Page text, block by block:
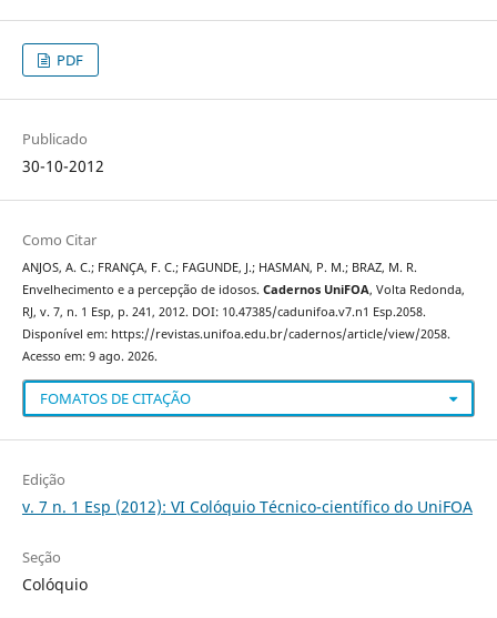
PDF
Publicado
30-10-2012
Como Citar
ANJOS, A. C.; FRANÇA, F. C.; FAGUNDE, J.; HASMAN, P. M.; BRAZ, M. R.
Envelhecimento e a percepção de idosos. Cadernos UniFOA, Volta Redonda,
RJ, v. 7, n. 1 Esp, p. 241, 2012. DOI: 10.47385/cadunifoa.v7.n1 Esp.2058.
Disponível em: https://revistas.unifoa.edu.br/cadernos/article/view/2058.
Acesso em: 9 ago. 2026.
FOMATOS DE CITAÇÃO
Edição
v. 7 n. 1 Esp (2012): VI Colóquio Técnico-científico do UniFOA
Seção
Colóquio